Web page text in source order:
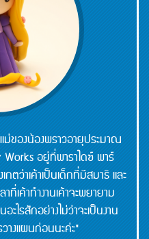
ของน้องพราวอายุประมาณ
อยู่ที่พาราไดซ์ พาร์
ตว่าเค้าเป็นเด็กที่มีสมาธิ และ
ที่เค้าทำงานเค้าจะพยายาม
อะไรสักอย่างไม่ว่าจะเป็นงาน
างแผนก่อนนะค่ะ"